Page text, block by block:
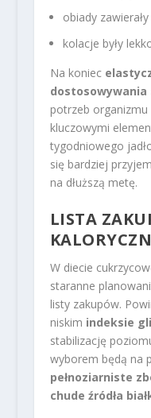
obiady
kolacje były
Na koniec
dostosowywania
potrzeb
kluczowymi
tygodniowego
się bardziej
na dłuższą metę.
LISTA
W diecie
staranne
listy zakupów.
niskim indeksie
stabilizację
wyborem będą na
pełnoziarniste
chude źródła